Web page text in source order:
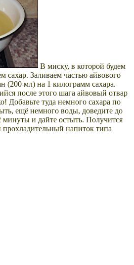
В миску, в которой будем
сахар. Заливаем частью айвового
(200 мл) на 1 килограмм сахара.
после этого шага айвовый отвар
Добавьте туда немного сахара по
ещё немного воды, доведите до
минуты и дайте остыть. Получится
напиток типа